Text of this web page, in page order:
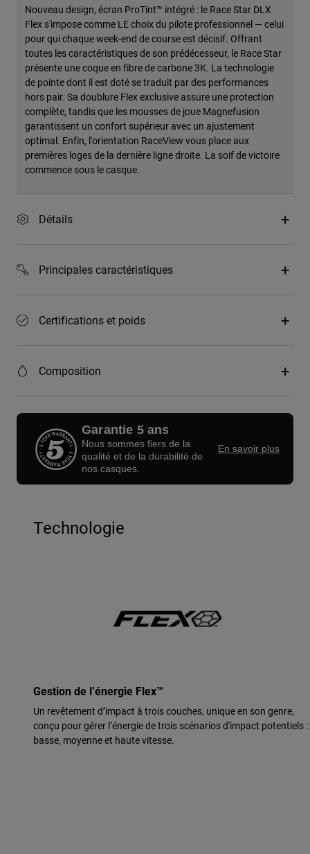
Nouveau design, écran ProTint™ intégré : le Race Star DLX
Flex s'impose comme LE choix du pilote professionnel — celui
pour qui chaque week-end de course est décisif. Offrant
toutes les caractéristiques de son prédécesseur, le Race Star
présente une coque en fibre de carbone 3K. La technologie
de pointe dont il est doté se traduit par des performances
hors pair. Sa doublure Flex exclusive assure une protection
complète, tandis que les mousses de joue Magnefusion
garantissent un confort supérieur avec un ajustement
optimal. Enfin, l'orientation RaceView vous place aux
premières loges de la dernière ligne droite. La soif de victoire
commence sous le casque.
Détails
Principales caractéristiques
Certifications et poids
Composition
Garantie 5 ans
Nous sommes fiers de la
qualité et de la durabilité de
nos casques.
En savoir plus
Technologie
Gestion de l’énergie Flex™
Un revêtement d’impact à trois couches, unique en son genre,
conçu pour gérer l’énergie de trois scénarios d'impact potentiels :
basse, moyenne et haute vitesse.